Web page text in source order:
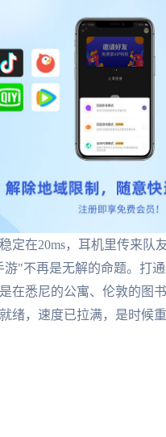
定在20ms，耳机里传来
"不再是无解的命题。打
在悉尼的公寓、伦敦的图
绪，速度已拉满，是时候